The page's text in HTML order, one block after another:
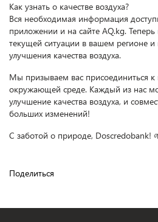
Как узнать о качестве воздуха?
Вся необходимая информация
приложении и на сайте AQ.kg.
текущей ситуации в вашем регионе
улучшения качества воздуха.
Мы призываем вас присоединиться к
окружающей среде. Каждый из нас
улучшение качества воздуха, и
больших изменений!
С заботой о природе, Doscredobank!
Поделиться